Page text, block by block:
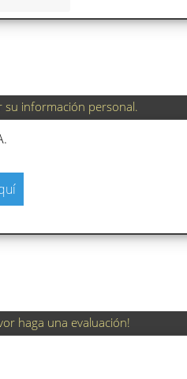
su información personal.
haga una evaluación!